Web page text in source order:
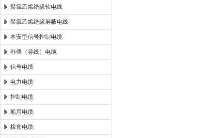
聚氯乙烯绝缘软电线
聚氯乙烯绝缘屏蔽电线
本安型信号控制电缆
补偿（导线）电缆
信号电缆
电力电缆
控制电缆
船用电缆
橡套电缆